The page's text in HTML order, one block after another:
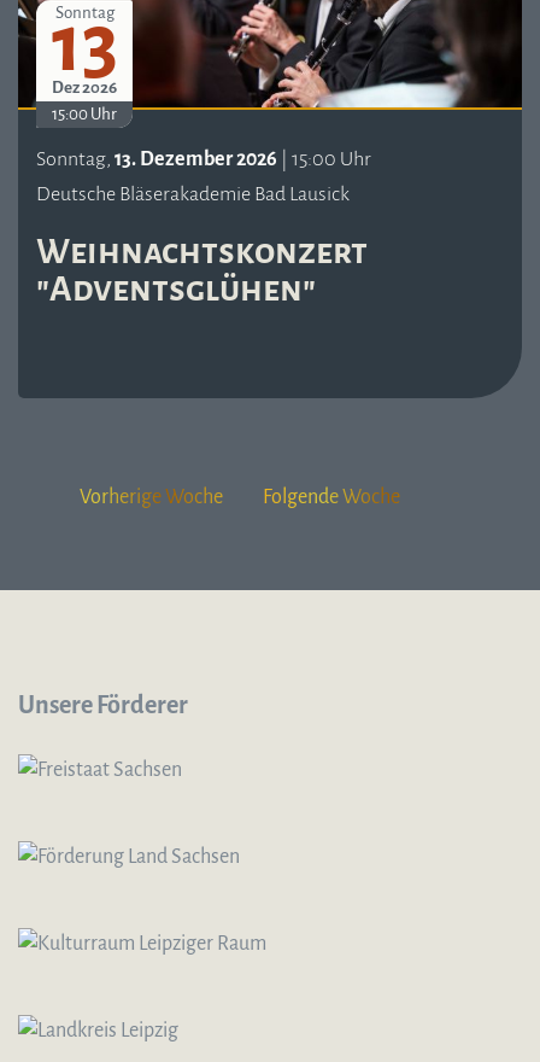
Sonntag
13
Dez 2026
15:00 Uhr
Sonntag, 13. Dezember 2026 | 15:00 Uhr
Deutsche Bläserakademie Bad Lausick
Weihnachtskonzert
"Adventsglühen"
Vorherige Woche Folgende Woche
Unsere Förderer